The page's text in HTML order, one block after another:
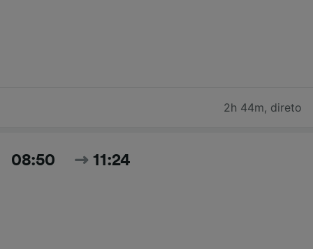
2h 44m, direto
08:50 11:24